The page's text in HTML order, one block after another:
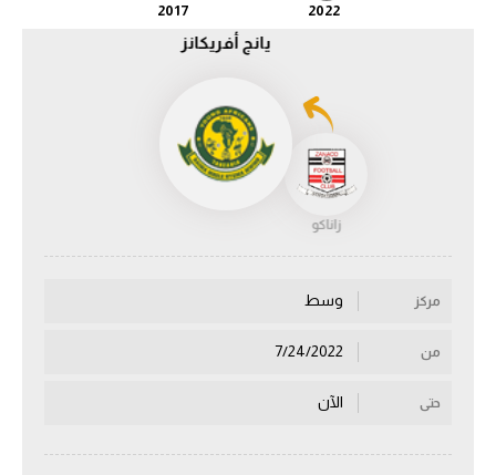
دوري أبطال إفريقيا
أقسام
الكرة الإفريقية
منتخب مصر
2022
2017
يانج أفريكانز
زاناكو
مركز وسط
من
حتى الآن